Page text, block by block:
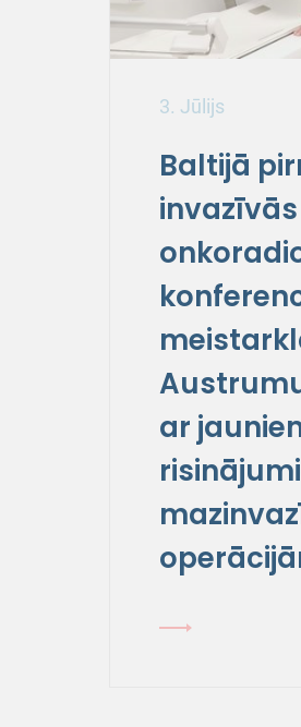
3. Jūlijs
Baltijā
invazīvās
ar